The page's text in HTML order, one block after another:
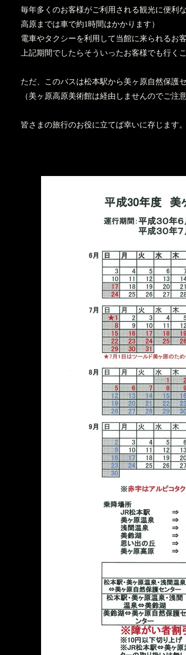
毎年多くのお客様がご利用される観光に便利な
高原までは車で約1時間はかかります）
電車やタクシーを利用して当館に来られるお
上記期間でしたらそういったお客様でも行く
ただ、このバスは松本駅から美ヶ原自然保護
（美ヶ原高原美術館は経由しませんのでご注
皆さまの旅行のお役に立てば幸いに存じます。
フロン